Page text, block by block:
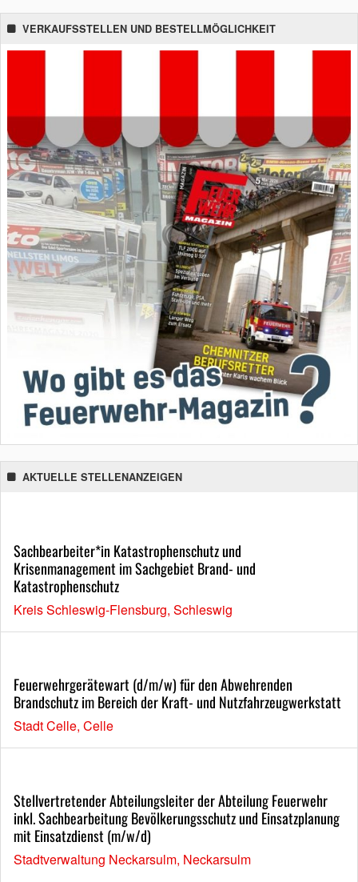
VERKAUFSSTELLEN UND BESTELLMÖGLICHKEIT
AKTUELLE STELLENANZEIGEN
Sachbearbeiter*in Katastrophenschutz und
Krisenmanagement im Sachgebiet Brand- und
Katastrophenschutz
Kreis Schleswig-Flensburg, Schleswig
Feuerwehrgerätewart (d/m/w) für den Abwehrenden
Brandschutz im Bereich der Kraft- und Nutzfahrzeugwerkstatt
Stadt Celle, Celle
Stellvertretender Abteilungsleiter der Abteilung Feuerwehr
inkl. Sachbearbeitung Bevölkerungsschutz und Einsatzplanung
mit Einsatzdienst (m/w/d)
Stadtverwaltung Neckarsulm, Neckarsulm